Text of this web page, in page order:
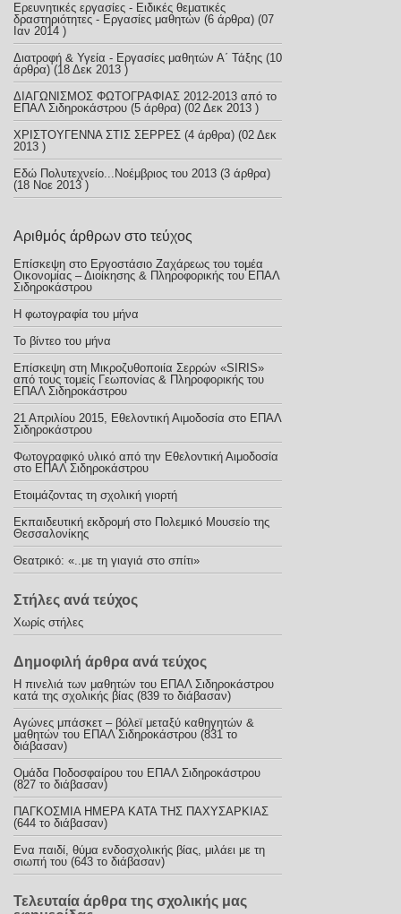
Ερευνητικές εργασίες - Ειδικές θεματικές
δραστηριότητες - Εργασίες μαθητών (6 άρθρα) (07
Ιαν 2014 )
Διατροφή & Υγεία - Εργασίες μαθητών Α΄ Τάξης (10
άρθρα) (18 Δεκ 2013 )
ΔΙΑΓΩΝΙΣΜΟΣ ΦΩΤΟΓΡΑΦΙΑΣ 2012-2013 από το
ΕΠΑΛ Σιδηροκάστρου (5 άρθρα) (02 Δεκ 2013 )
ΧΡΙΣΤΟΥΓΕΝΝΑ ΣΤΙΣ ΣΕΡΡΕΣ (4 άρθρα) (02 Δεκ
2013 )
Εδώ Πολυτεχνείο...Νοέμβριος του 2013 (3 άρθρα)
(18 Νοε 2013 )
Αριθμός άρθρων στο τεύχος
Επίσκεψη στο Εργοστάσιο Ζαχάρεως του τομέα
Οικονομίας – Διοίκησης & Πληροφορικής του ΕΠΑΛ
Σιδηροκάστρου
Η φωτογραφία του μήνα
Το βίντεο του μήνα
Επίσκεψη στη Μικροζυθοποιία Σερρών «SIRIS»
από τους τομείς Γεωπονίας & Πληροφορικής του
ΕΠΑΛ Σιδηροκάστρου
21 Απριλίου 2015, Εθελοντική Αιμοδοσία στο ΕΠΑΛ
Σιδηροκάστρου
Φωτογραφικό υλικό από την Εθελοντική Αιμοδοσία
στο ΕΠΑΛ Σιδηροκάστρου
Ετοιμάζοντας τη σχολική γιορτή
Εκπαιδευτική εκδρομή στο Πολεμικό Μουσείο της
Θεσσαλονίκης
Θεατρικό: «..με τη γιαγιά στο σπίτι»
Στήλες ανά τεύχος
Χωρίς στήλες
Δημοφιλή άρθρα ανά τεύχος
Η πινελιά των μαθητών του ΕΠΑΛ Σιδηροκάστρου
κατά της σχολικής βίας (839 το διάβασαν)
Αγώνες μπάσκετ – βόλεϊ μεταξύ καθηγητών &
μαθητών του ΕΠΑΛ Σιδηροκάστρου (831 το
διάβασαν)
Ομάδα Ποδοσφαίρου του ΕΠΑΛ Σιδηροκάστρου
(827 το διάβασαν)
ΠΑΓΚΟΣΜΙΑ ΗΜΕΡΑ ΚΑΤΑ ΤΗΣ ΠΑΧΥΣΑΡΚΙΑΣ
(644 το διάβασαν)
Ενα παιδί, θύμα ενδοσχολικής βίας, μιλάει με τη
σιωπή του (643 το διάβασαν)
Τελευταία άρθρα της σχολικής μας